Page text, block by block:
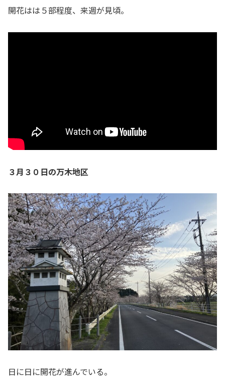
開花はは５部程度、来週が見頃。
３月３０日の万木地区
日に日に開花が進んでいる。